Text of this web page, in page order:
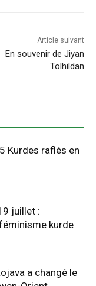
Article suivant
En souvenir de Jiyan
Tolhildan
Kurdes raflés en
juillet :
féminisme kurde
a changé le